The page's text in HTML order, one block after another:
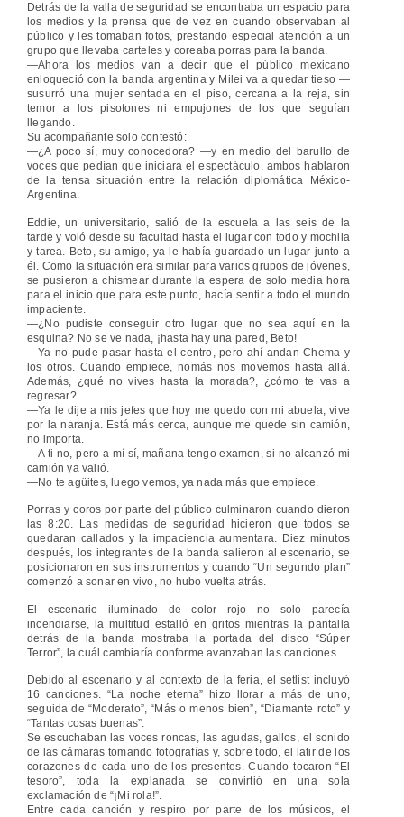
Detrás de la valla de seguridad se encontraba un espacio para
los medios y la prensa que de vez en cuando observaban al
público y les tomaban fotos, prestando especial atención a un
grupo que llevaba carteles y coreaba porras para la banda.
—Ahora los medios van a decir que el público mexicano
enloqueció con la banda argentina y Milei va a quedar tieso —
susurró una mujer sentada en el piso, cercana a la reja, sin
temor a los pisotones ni empujones de los que seguían
llegando.
Su acompañante solo contestó:
—¿A poco sí, muy conocedora? —y en medio del barullo de
voces que pedían que iniciara el espectáculo, ambos hablaron
de la tensa situación entre la relación diplomática México-
Argentina.
Eddie, un universitario, salió de la escuela a las seis de la
tarde y voló desde su facultad hasta el lugar con todo y mochila
y tarea. Beto, su amigo, ya le había guardado un lugar junto a
él. Como la situación era similar para varios grupos de jóvenes,
se pusieron a chismear durante la espera de solo media hora
para el inicio que para este punto, hacía sentir a todo el mundo
impaciente.
—¿No pudiste conseguir otro lugar que no sea aquí en la
esquina? No se ve nada, ¡hasta hay una pared, Beto!
—Ya no pude pasar hasta el centro, pero ahí andan Chema y
los otros. Cuando empiece, nomás nos movemos hasta allá.
Además, ¿qué no vives hasta la morada?, ¿cómo te vas a
regresar?
—Ya le dije a mis jefes que hoy me quedo con mi abuela, vive
por la naranja. Está más cerca, aunque me quede sin camión,
no importa.
—A ti no, pero a mí sí, mañana tengo examen, si no alcanzó mi
camión ya valió.
—No te agüites, luego vemos, ya nada más que empiece.
Porras y coros por parte del público culminaron cuando dieron
las 8:20. Las medidas de seguridad hicieron que todos se
quedaran callados y la impaciencia aumentara. Diez minutos
después, los integrantes de la banda salieron al escenario, se
posicionaron en sus instrumentos y cuando “Un segundo plan”
comenzó a sonar en vivo, no hubo vuelta atrás.
El escenario iluminado de color rojo no solo parecía
incendiarse, la multitud estalló en gritos mientras la pantalla
detrás de la banda mostraba la portada del disco “Súper
Terror”, la cuál cambiaría conforme avanzaban las canciones.
Debido al escenario y al contexto de la feria, el setlist incluyó
16 canciones. “La noche eterna” hizo llorar a más de uno,
seguida de “Moderato”, “Más o menos bien”, “Diamante roto” y
“Tantas cosas buenas”.
Se escuchaban las voces roncas, las agudas, gallos, el sonido
de las cámaras tomando fotografías y, sobre todo, el latir de los
corazones de cada uno de los presentes. Cuando tocaron “El
tesoro”, toda la explanada se convirtió en una sola
exclamación de “¡Mi rola!”.
Entre cada canción y respiro por parte de los músicos, el